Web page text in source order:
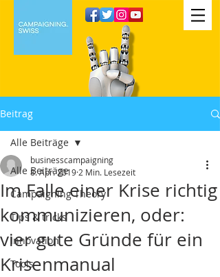
Beitrag
Alle Beiträge
Campaigning Theory
Tips & tricks
Innovation
Tools
Alle Beiträge
Im Falle einer Krise richtig
kommunizieren, oder:
vier gute Gründe für ein
Krisenmanual
businesscampaigning
8. Apr. 2019 2 Min. Lesezeit